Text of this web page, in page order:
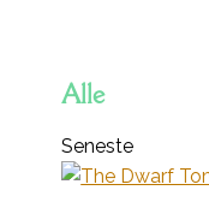
Alle
Seneste